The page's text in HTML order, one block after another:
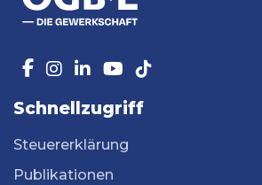
Schnellzugriff
Steuererklärung
Publikationen